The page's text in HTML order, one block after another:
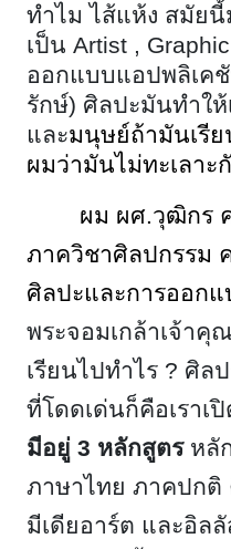
ทำไม ไส้แห้ง สมัย
เป็น Artist ,
ออกแบบแอปพลิเค
รักษ์) ศิลปะมันทำให้
และมนุษย์ถ้ามันเรีย
ผมว่ามันไม่ทะเลาะ
ผม ผศ.วุฒิกร
ภาควิชาศิลปกรรม
ศิลปะและการออกแ
พระจอมเกล้าเจ้าคุ
เรียนไปทำไร ? ศิล
ที่โดดเด่นก็คือเราเ
มีอยู่ 3 หลักสูตรหลั
ภาษาไทย ภาคปกติ
มีเดียอาร์ต และอิล